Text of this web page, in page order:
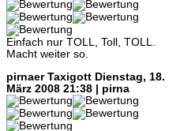
Einfach nur TOLL, Toll, TOLL.
Macht weiter so.
pirnaer Taxigott Dienstag, 18.
März 2008 21:38 | pirna